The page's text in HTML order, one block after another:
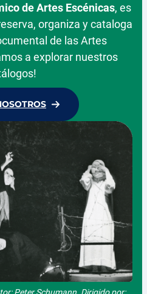
de Artes Escénicas, es
organiza y cataloga
de las Artes
a explorar nuestros